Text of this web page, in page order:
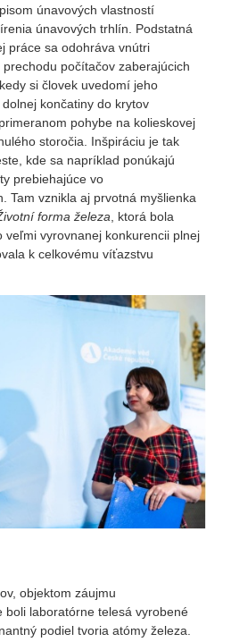
únavových vlastností
únavových trhlín. Podstatná
práce sa odohráva vnútri
počítačov zaberajúcich
si človek uvedomí jeho
končatiny do krytov
pohybe na kolieskovej
storočia. Inšpiráciu je tak
kde sa napríklad ponúkajú
prebiehajúce vo
Tam vznikla aj prvotná myšlienka
forma železa, ktorá bola
veľmi vyrovnanej konkurencii plnej
k celkovému víťazstvu
objektom záujmu
boli laboratórne telesá vyrobené
podiel tvoria atómy železa.